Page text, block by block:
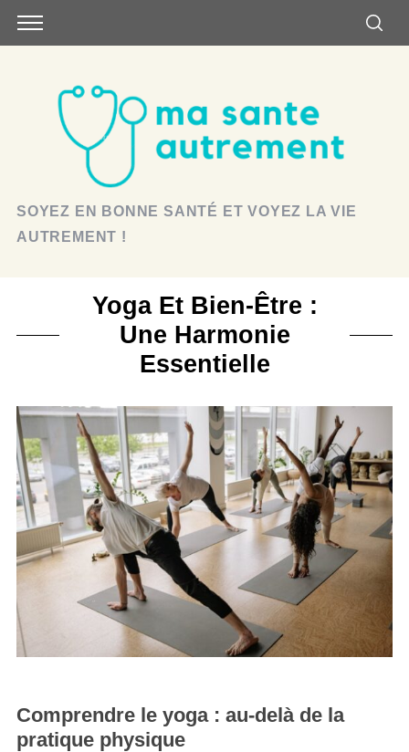
SOYEZ EN BONNE SANTÉ ET VOYEZ LA VIE
AUTREMENT !
Yoga Et Bien-Être :
Une Harmonie
Essentielle
Comprendre le yoga : au-delà de la
pratique physique